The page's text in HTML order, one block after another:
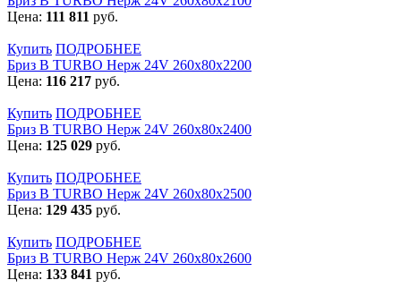
Цена: 111 811 руб.
Купить ПОДРОБНЕЕ
Бриз В TURBO Нерж 24V 260х80х2200
Цена: 116 217 руб.
Купить ПОДРОБНЕЕ
Бриз В TURBO Нерж 24V 260х80х2400
Цена: 125 029 руб.
Купить ПОДРОБНЕЕ
Бриз В TURBO Нерж 24V 260х80х2500
Цена: 129 435 руб.
Купить ПОДРОБНЕЕ
Бриз В TURBO Нерж 24V 260х80х2600
Цена: 133 841 руб.